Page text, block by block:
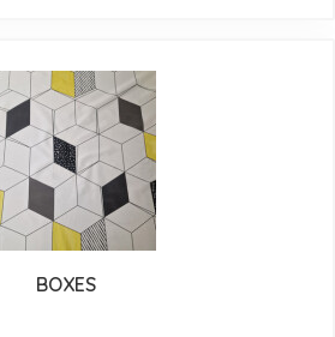
BOXES